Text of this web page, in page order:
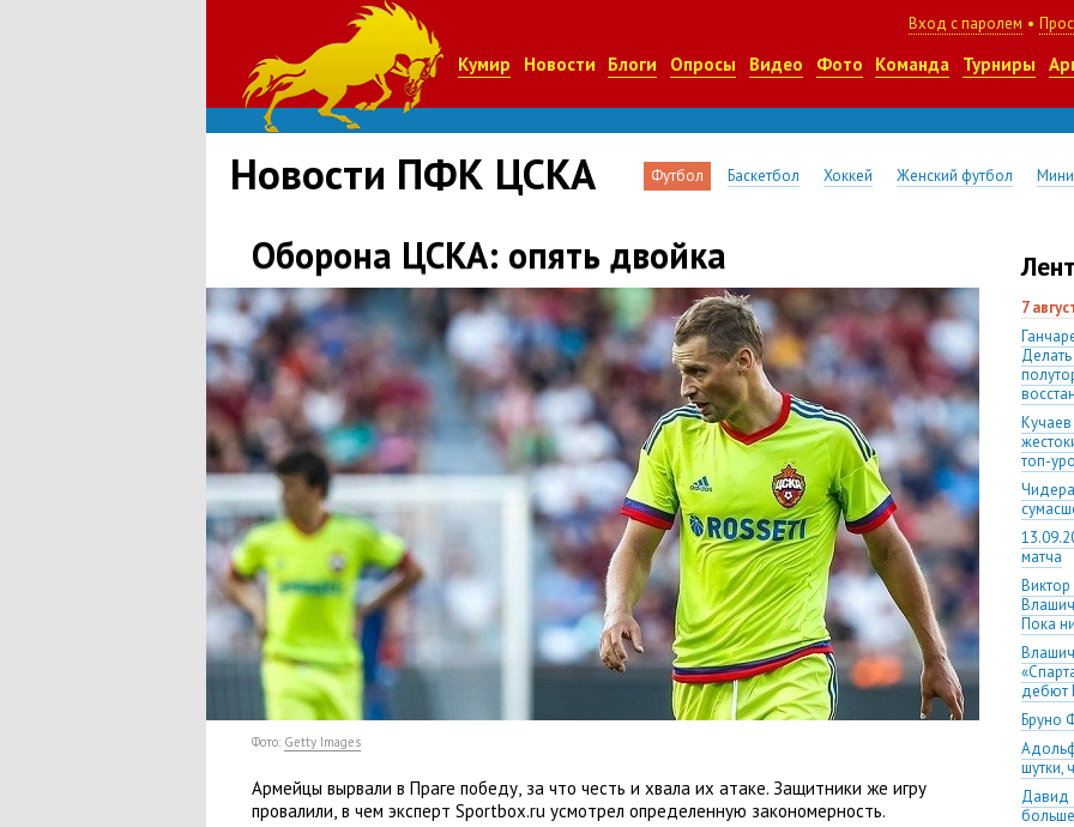
Вход с паролем •
Кумир Новости Блоги Опросы Видео Фото Команда Турниры
Новости ПФК ЦСКА Футбол Баскетбол Хоккей Женский футбол
Оборона ЦСКА: опять двойка
Фото: Getty Images
Армейцы вырвали в Праге победу, за что честь и хвала их атаке. Защитники же игру
провалили, в чем эксперт Sportbox.ru усмотрел определенную закономерность.
7
топ-
матча
Пока
дебют
Бруно
шутки,
Давид